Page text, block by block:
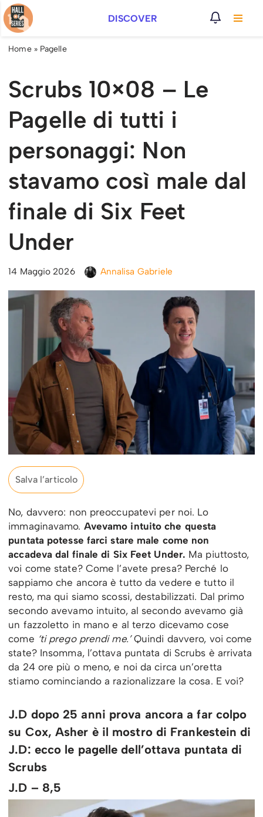
Vai
al
DISCOVER
Home» Pagelle
Scrubs 10×08 – Le
Pagelle di tutti i
personaggi: Non
stavamo così male dal
finale di Six Feet
Under
14 Maggio 2026 Annalisa Gabriele
Salva l’articolo
No, davvero: non preoccupatevi per noi. Lo
immaginavamo. Avevamo intuito che questa
puntata potesse farci stare male come non
accadeva dal finale di Six Feet Under. Ma piuttosto,
voi come state? Come l’avete presa? Perché lo
sappiamo che ancora è tutto da vedere e tutto il
resto, ma qui siamo scossi, destabilizzati. Dal primo
secondo avevamo intuito, al secondo avevamo già
un fazzoletto in mano e al terzo dicevamo cose
come ‘ti prego prendi me.’Quindi davvero, voi come
state? Insomma, l’ottava puntata di Scrubs è arrivata
da 24 ore più o meno, e noi da circa un’oretta
stiamo cominciando a razionalizzare la cosa. E voi?
J.D dopo 25 anni prova ancora a far colpo
su Cox, Asher è il mostro di Frankestein di
J.D: ecco le pagelle dell’ottava puntata di
Scrubs
J.D – 8,5